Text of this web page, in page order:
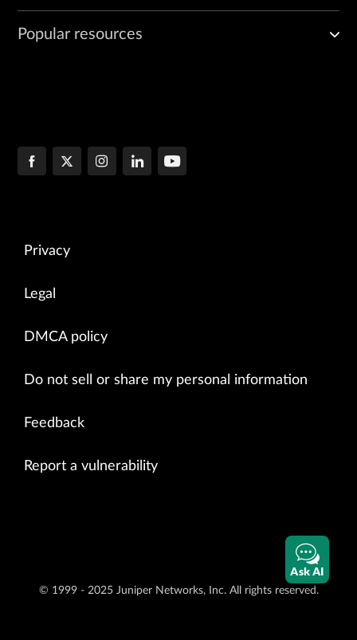
Popular resources
Privacy
Legal
DMCA policy
Do not sell or share my personal information
Feedback
Report a vulnerability
© 1999 - 2025 Juniper Networks, Inc. All rights reserved.
Ask AI